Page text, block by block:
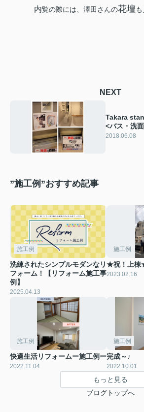
内覧の際には、澤田さんの花壇
NEXT
Takara
<バス・洗
2018.06.08
”施工例”おすすめ記事
施工例
洗練されたシンプルモダンなリ
フォーム！【リフォーム施工事
例】
2025.04.13
施工例
★祝！上
2023.02.16
施工例
快適生活リフォームー施工例ー
2022.11.04
施工例
完成～♪
2022.10.01
もっと見る
ブログトップへ